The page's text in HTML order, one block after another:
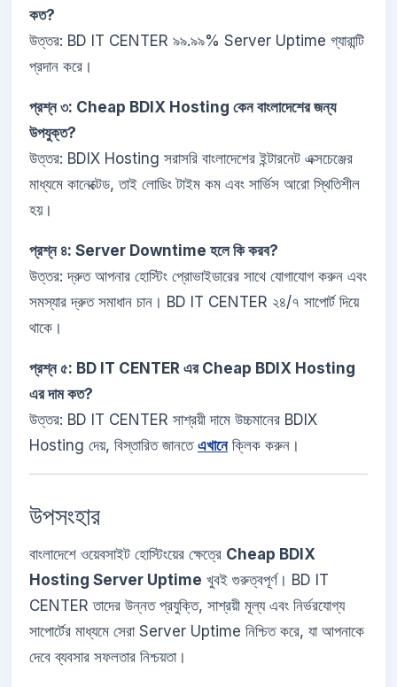
কত?
উত্তর: BD IT CENTER ৯৯.৯৯% Server Uptime গ্যারান্টি
প্রদান করে।
প্রশ্ন ৩: Cheap BDIX Hosting কেন বাংলাদেশের জন্য
উপযুক্ত?
উত্তর: BDIX Hosting সরাসরি বাংলাদেশের ইন্টারনেট এক্সচেঞ্জের
মাধ্যমে কানেক্টেড, তাই লোডিং টাইম কম এবং সার্ভিস আরো স্থিতিশীল
হয়।
প্রশ্ন ৪: Server Downtime হলে কি করব?
উত্তর: দ্রুত আপনার হোস্টিং প্রোভাইডারের সাথে যোগাযোগ করুন এবং
সমস্যার দ্রুত সমাধান চান। BD IT CENTER ২৪/৭ সাপোর্ট দিয়ে
থাকে।
প্রশ্ন ৫: BD IT CENTER এর Cheap BDIX Hosting
এর দাম কত?
উত্তর: BD IT CENTER সাশ্রয়ী দামে উচ্চমানের BDIX
Hosting দেয়, বিস্তারিত জানতে এখানেক্লিক করুন।
উপসংহার
বাংলাদেশে ওয়েবসাইট হোস্টিংয়ের ক্ষেত্রে Cheap BDIX
Hosting Server Uptime খুবই গুরুত্বপূর্ণ। BD IT
CENTER তাদের উন্নত প্রযুক্তি, সাশ্রয়ী মূল্য এবং নির্ভরযোগ্য
সাপোর্টের মাধ্যমে সেরা Server Uptime নিশ্চিত করে, যা আপনাকে
দেবে ব্যবসার সফলতার নিশ্চয়তা।